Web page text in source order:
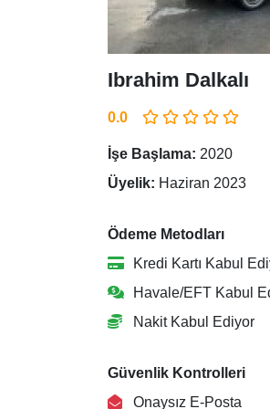
Ibrahim Dalkalı
0.0
İşe Başlama: 2020
Üyelik: Haziran 2023
Ödeme Metodları
Kredi Kartı Kabul
Havale/EFT Kabul
Nakit Kabul Ediyor
Güvenlik Kontrolleri
Onaysız E-Posta